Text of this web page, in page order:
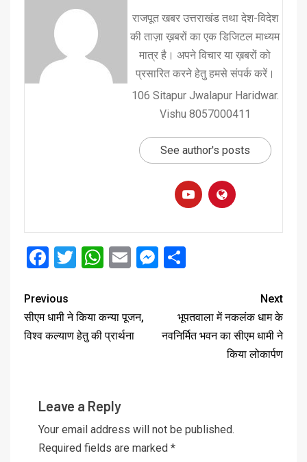
राजपूत खबर उत्तराखंड तथा देश-विदेश
की ताज़ा ख़बरों का एक डिजिटल माध्यम
मात्र है। अपने विचार या ख़बरों को
प्रसारित करने हेतु हमसे संपर्क करें।
106 Sitapur Jwalapur Haridwar.
Vishu 8057000411
See author's posts
Facebook
Twitter
WhatsApp
EmailMessenger
Previous
सीएम धामी ने किया कन्या पूजन,
विश्व कल्याण हेतु की प्रार्थना
Next
भूपतवाला में नकलंक धाम के
नवनिर्मित भवन का सीएम धामी ने
किया लोकार्पण
Leave a Reply
Your email address will not be published.
Required fields are marked *